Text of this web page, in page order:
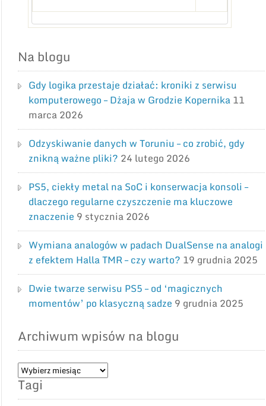
Na blogu
Gdy logika przestaje działać: kroniki z serwisu
komputerowego – Dżaja w Grodzie Kopernika11
marca 2026
Odzyskiwanie danych w Toruniu – co zrobić, gdy
znikną ważne pliki? 24 lutego 2026
PS5, ciekły metal na SoC i konserwacja konsoli –
dlaczego regularne czyszczenie ma kluczowe
znaczenie 9 stycznia 2026
Wymiana analogów w padach DualSense na analogi
z efektem Halla TMR – czy warto? 19 grudnia 2025
Dwie twarze serwisu PS5 – od ‘magicznych
momentów’ po klasyczną sadze 9 grudnia 2025
Archiwum wpisów na blogu
Archiwum
wpisów
na
Tagi